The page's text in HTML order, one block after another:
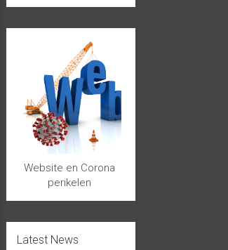
Website en Corona
perikelen
Latest News